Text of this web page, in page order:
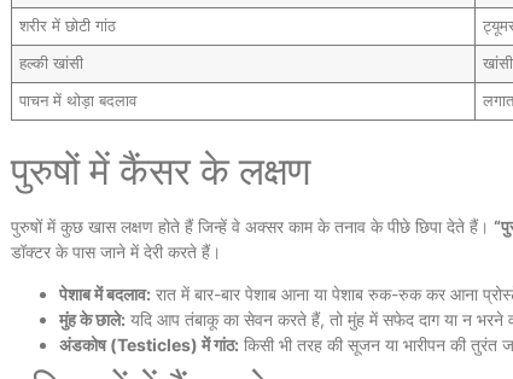
शरीर में छोटी गांठ
हल्की खांसी
पाचन में थोड़ा बदलाव
पुरुषों में कैंसर के लक्षण
पुरुषों में कुछ खास लक्षण होते हैं जिन्हें वे अक्सर काम के तनाव के पीछे छिपा देते हैं।
डॉक्टर के पास जाने में देरी करते हैं।
पेशाब में बदलाव: रात में बार-बार पेशाब आना या पेशाब रुक-रुक कर आना
मुंह के छाले: यदि आप तंबाकू का सेवन करते हैं, तो मुंह में सफेद दाग या न भरने
अंडकोष (Testicles) में गांठ: किसी भी तरह की सूजन या भारीपन की तुरंत